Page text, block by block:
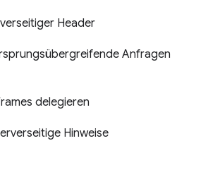
Header
Anfragen
delegieren
Hinweise